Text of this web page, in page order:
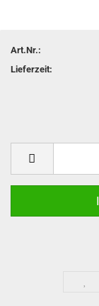
Art.Nr.:
Lieferzeit: